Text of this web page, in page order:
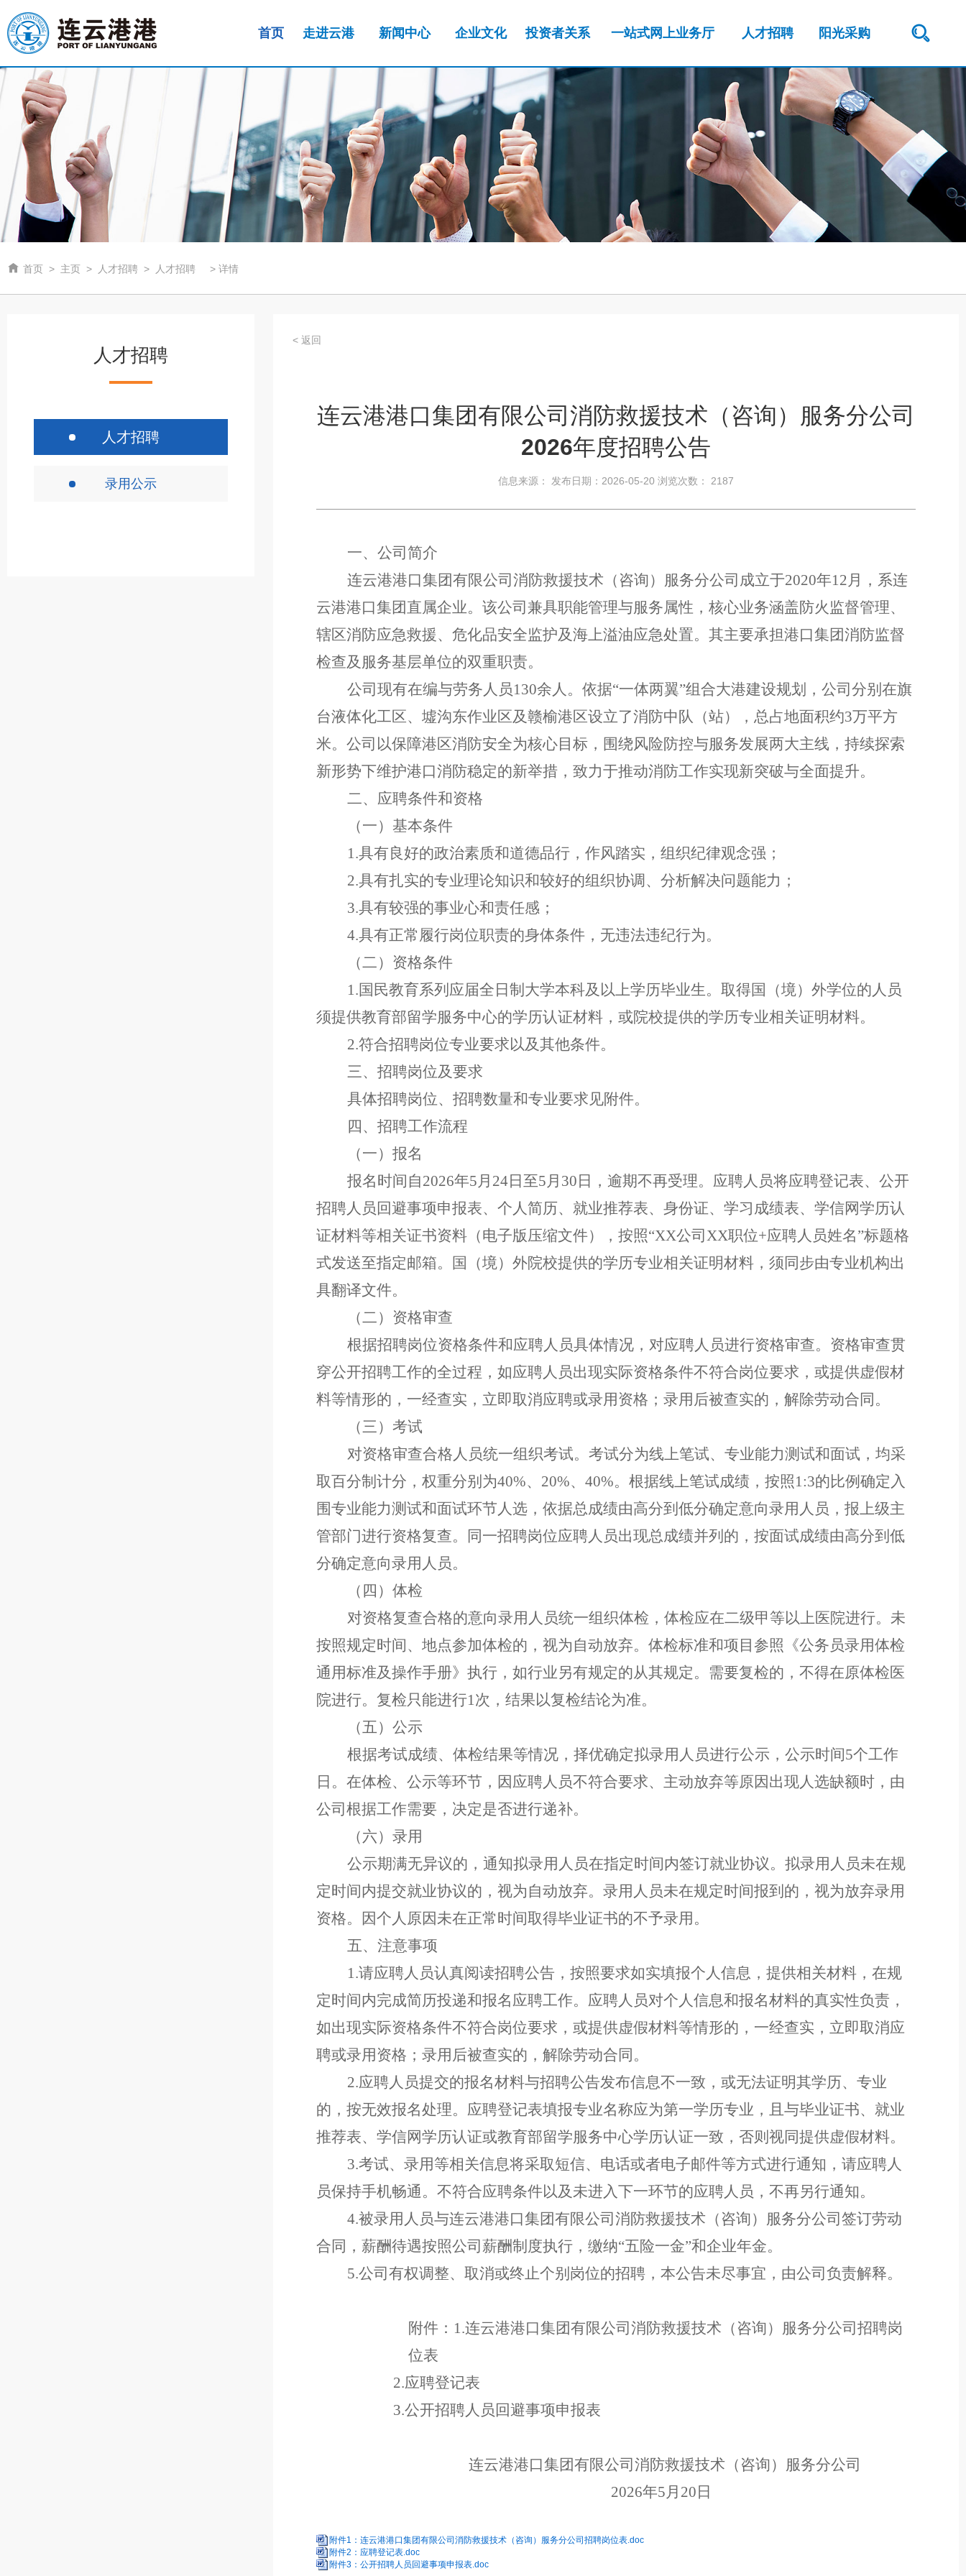
首页 走进云港 新闻中心 企业文化 投资者关系 一站式网上业务厅 人才招聘 阳光采购
 首页 > 主页 > 人才招聘 > 人才招聘 > 详情
人才招聘
人才招聘
录用公示
< 返回
连云港港口集团有限公司消防救援技术（咨询）服务分公司
2026年度招聘公告
信息来源： 发布日期：2026-05-20 浏览次数： 2187
一、公司简介
连云港港口集团有限公司消防救援技术（咨询）服务分公司成立于2020年12月，系连
云港港口集团直属企业。该公司兼具职能管理与服务属性，核心业务涵盖防火监督管理、
辖区消防应急救援、危化品安全监护及海上溢油应急处置。其主要承担港口集团消防监督
检查及服务基层单位的双重职责。
公司现有在编与劳务人员130余人 。依据“一体两翼”组合大港建设规划，公司分别在旗
台液体化工区、墟沟东作业区及赣榆港区设立了消防中队（站），总占地面积约3万平方
米。公司以保障港区消防安全为核心目标，围绕风险防控与服务发展两大主线，持续探索
新形势下维护港口消防稳定的新举措，致力于推动消防工作实现新突破与全面提升。
二、应聘条件和资格
（一） 基本条件
1 .具有良好的政治素质和道德品行，作风踏实，组织纪律观念强；
2.具有扎实的专业理论知识和较好的组织协调 、分析解决问题能力；
3.具有较强的事业心和责任感 ；
4.具有正常履行岗位职责的身体条件 ， 无违法违纪行为。
（二） 资格条件
1.国民教育系列应届全日制大学本科及以上学历毕业生。取得国（境）外学位的人员
须提供教育部留学服务中心的学历认证材料，或院校提供的学历专业相关证明材料。
2.符合招聘岗位专业要求以及其他条件。
三、招聘岗位及要求
具体招聘岗位、招聘数量和专业要求见附件。
四、招聘工作流程
（一）报名
报名时间 自2026年5 月 24日至5 月 30 日，逾期不再受理。应聘人员将应聘登记表、公开
招聘人员回避事项申报表、个人简历、就业推荐表、身份证、学习成绩表、学信网学历认
证材料等相关证书资料 （电子版压缩文件） ，按照“XX公司 XX职位+应聘人员姓名”标题格
式发送至指定邮箱。 国（境）外院校提供的学历专业相关证明材料，须同步由专业机构出
具翻译文件。
（二）资格审查
根据招聘岗位资格条件和应聘人员具体情况，对应聘人员进行资格审查。资格审查贯
穿公开招聘工作的全过程 ，如应聘人员出现实际资格条件不符合岗位要求，或提供虚假材
料等情形的，一经查实， 立即取消应聘或录用资格 ；录用后被查实的，解除劳动合同。
（三）考试
对资格审查合格人员统一组织考试。考试分为线上笔试、专业能力测试和面试，均采
取百分制计分，权重分别为40%、20%、40%。根据线上笔试成绩，按照1:3的比例确定入
围专业能力测试和面试环节人选，依据总成绩由高分到低分确定意向录用人员，报上级主
管部门进行资格复查。同一招聘岗位应聘人员出现总成绩并列的，按面试成绩由高分到低
分确定意向录用人员。
（四）体检
对资格复查合格的意向录用人员统一组织体检，体检应在二级甲等以上医院进行。未
按照规定时间、地点参加体检的，视为 自动放弃。体检标准和项目参照《公务员录用体检
通用标准及操作手册》执行，如行业另有规定的从其规定。 需要复检的，不得在原体检医
院进行。复检只能进行1次，结果以复检结论为准。
（五）公示
根据考试成绩、体检结果等情况，择优确定拟录用人员进行公示，公示时间5个工作
日。在体检、公示等环节，因应聘人员不符合要求、主动放弃等原因出现人选缺额时，由
公司根据工作需要，决定是否进行递补。
（六）录用
公示期满无异议的，通知拟录用人员在指定时间内签订就业协议。拟录用人员未在规
定时间内提交就业协议的，视为自动放弃。录用人员未在规定时间报到的 ，视为放弃录用
资格。 因个人原因未在正常时间取得毕业证书的不予录用。
五、注意事项
1.请应聘人员认真阅读招聘公告，按照要求如实填报个人信息 ，提供相关材料，在规
定时间内完成简历投递和报名应聘工作。 应聘人员对个人信息和报名材料的真实性负责 ，
如出现实际资格条件不符合岗位要求，或提供虚假材料等情形的，一经查实，立即取消应
聘或录用资格 ；录用后被查实的，解除劳动合同。
2.应聘人员提交的报名材料与招聘公告发布信息不一致，或无法证明其学历、专业
的，按无效报名处理。 应聘登记表填报专业名称应为第一学历专业，且与毕业证书、就业
推荐表、学信网学历认证或教育部留学服务中心学历认证一致，否则视同提供虚假材料。
3.考试、录用等相关信息将采取短信、电话或者电子邮件等方式进行通知，请应聘人
员保持手机畅通。不符合应聘条件以及未进入下一环节的应聘人员 ，不再另行通知。
4.被录用人员与连云港港口集团有限公司消防救援技术（咨询）服务分公司签订劳动
合同，薪酬待遇按照公司薪酬制度执行，缴纳“五险一金”和企业年金。
5.公司有权调整、取消或终止个别岗位的招聘，本公告未尽事宜，由公司负责解释。
附件： 1 .连云港港口集团有限公司消防救援技术（咨询）服务分公司招聘岗
位表
2.应聘登记表
3.公开招聘人员回避事项申报表
连云港港口集团有限公司消防救援技术（咨询）服务分公司
2026年5 月 20 日
附件1：连云港港口集团有限公司消防救援技术（咨询）服务分公司招聘岗位表.doc
附件2：应聘登记表.doc
附件3：公开招聘人员回避事项申报表.doc